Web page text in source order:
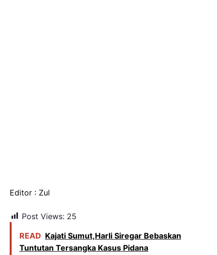
Editor : Zul
Post Views: 25
READ Kajati Sumut,Harli Siregar Bebaskan
Tuntutan Tersangka Kasus Pidana